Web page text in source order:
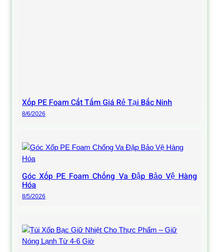
Xốp PE Foam Cắt Tấm Giá Rẻ Tại Bắc Ninh
8/6/2026
Góc Xốp PE Foam Chống Va Đập Bảo Vệ Hàng
Hóa
8/5/2026